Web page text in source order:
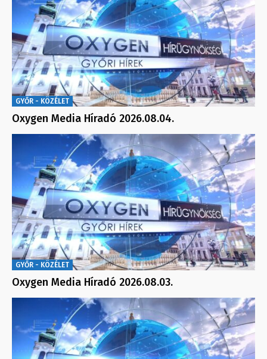
GYŐR - KÖZÉLET
Oxygen Media Híradó 2026.08.04.
GYŐR - KÖZÉLET
Oxygen Media Híradó 2026.08.03.